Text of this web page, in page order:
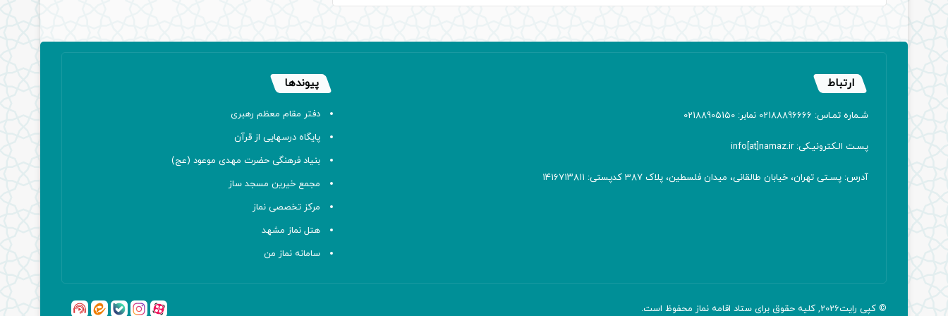
ارتباط
شـماره تمـاس: 02188896666 نمابر: 02188905150
پسـت الـکترونیـکی: info[at]namaz.ir
آدرس: پسـتی تهران، خیابان طالقانی، میدان فلسطین، پلاک 387 کدپستی: ۱۴۱۶۷۱۳۸۱۱
پیوندها
دفتر مقام معظم رهبری
پایگاه درسهایی از قرآن
بنیاد فرهنگی حضرت مهدی موعود (عج)
مجمع خیرین مسجد ساز
مرکز تخصصی نماز
هتل نماز مشهد
سامانه نماز من
© کپی رایت2026, کلیه حقوق برای ستاد اقامه نماز محفوظ است. آپاراتاینستاگرام
بله ایتا شنوتو